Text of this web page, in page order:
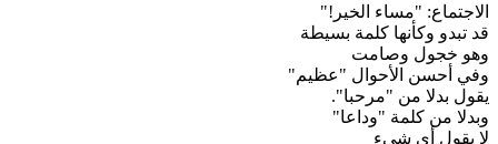
الاجتماع: "مساء الخير!"
قد تبدو وكأنها كلمة بسيطة
وهو خجول وصامت
وفي أحسن الأحوال "عظيم"
يقول بدلا من "مرحبا".
وبدلا من كلمة "وداعا"
لا يقول أي شيء